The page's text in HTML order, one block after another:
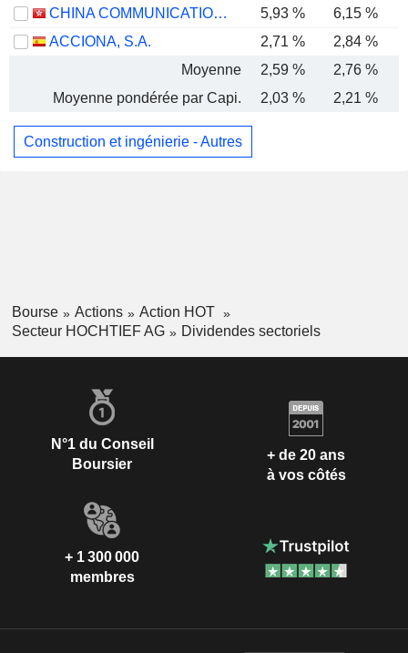
CHINA COMMUNICATIONS CONSTRUCTION COMPANY LIMITED
5,93 %
6,15 %
ACCIONA, S.A.
2,71 % 2,84 %
Moyenne
2,59 % 2,76 %
Moyenne pondérée par Capi.
2,03 % 2,21 %
Construction et ingénierie - Autres
Bourse Actions
Action HOT
Secteur HOCHTIEF AG
Dividendes sectoriels
N°1 du Conseil
Boursier
+ de 20 ans
à vos côtés
+ 1 300 000
membres